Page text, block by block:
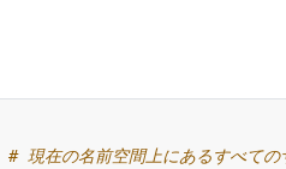
# 現在の名前空間上にあるすべての